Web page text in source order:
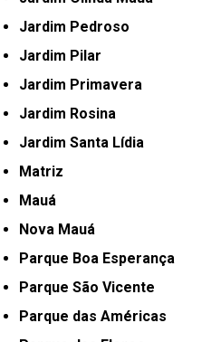
Jardim Pedroso
Jardim Pilar
Jardim Primavera
Jardim Rosina
Jardim Santa Lídia
Matriz
Mauá
Nova Mauá
Parque Boa Esperança
Parque São Vicente
Parque das Américas